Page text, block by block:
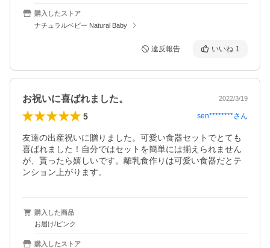
購入したストア
ナチュラルベビー Natural Baby
違反報告 いいね 1
お祝いに喜ばれました。 2022/3/19
5 sen********さん
友達の出産祝いに贈りました。可愛い食器セットでとても
喜ばれました！自分ではセットを簡単には揃えられません
が、貰ったら嬉しいです。離乳食作りは可愛い食器だとテ
ンション上がります。
購入した商品
お届け/ピンク
購入したストア